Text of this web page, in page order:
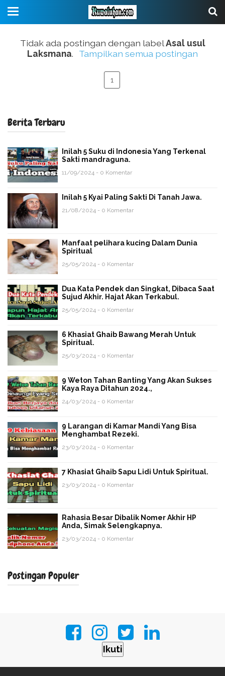
Tidak ada postingan dengan labelAsal usul
Laksmana. Tampilkan semua postingan
1
Berita Terbaru
Inilah 5 Suku di Indonesia Yang Terkenal
Sakti mandraguna.
11/09/2024 - 0 Komentar
Inilah 5 Kyai Paling Sakti Di Tanah Jawa.
21/08/2024 - 0 Komentar
Manfaat pelihara kucing Dalam Dunia
Spiritual
25/05/2024 - 0 Komentar
Dua Kata Pendek dan Singkat, Dibaca Saat
Sujud Akhir. Hajat Akan Terkabul.
25/05/2024 - 0 Komentar
6 Khasiat Ghaib Bawang Merah Untuk
Spiritual.
25/03/2024 - 0 Komentar
9 Weton Tahan Banting Yang Akan Sukses
Kaya Raya Ditahun 2024.,
24/03/2024 - 0 Komentar
9 Larangan di Kamar Mandi Yang Bisa
Menghambat Rezeki.
23/03/2024 - 0 Komentar
7 Khasiat Ghaib Sapu Lidi Untuk Spiritual.
23/03/2024 - 0 Komentar
Rahasia Besar Dibalik Nomer Akhir HP
Anda, Simak Selengkapnya.
23/03/2024 - 0 Komentar
Postingan Populer
Ikuti